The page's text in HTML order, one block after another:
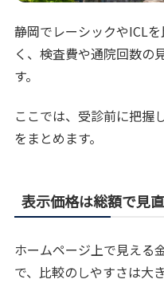
静岡でレーシックやICL
く、検査費や通院回数の
す。
ここでは、受診前に把握
をまとめます。
表示価格は総額で見
ホームページ上で見える
で、比較のしやすさは大